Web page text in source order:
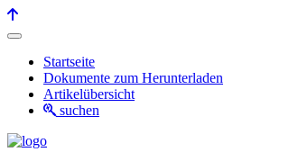
Startseite
Dokumente zum Herunterladen
Artikelübersicht
suchen